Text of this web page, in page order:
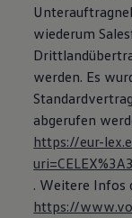
wiederum
werden. Es
abgerufen
https://eur-
. Weitere Infos
https://